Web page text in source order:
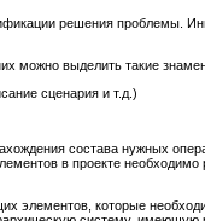
решения проблемы.
можно выделить такие
сценария и т.д.)
состава нужных
в проекте
элементов, которые